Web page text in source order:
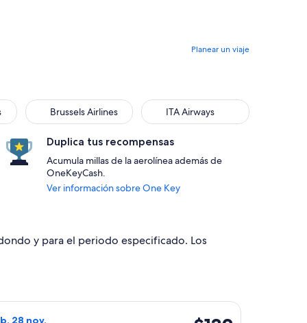
Planear un viaje
Brussels Airlines
Brussels Airlines ITA Airways
ITA Airways
Duplica tus recompensas
Acumula millas de la aerolínea además de
OneKeyCash.
Ver información sobre One Key
y para el periodo especificado. Los
9 feb., con precio de $121. encontrado hace 20 horas
28 nov.
de Wizz Air Malta, con salida el sáb, 21 nov. desde Roma